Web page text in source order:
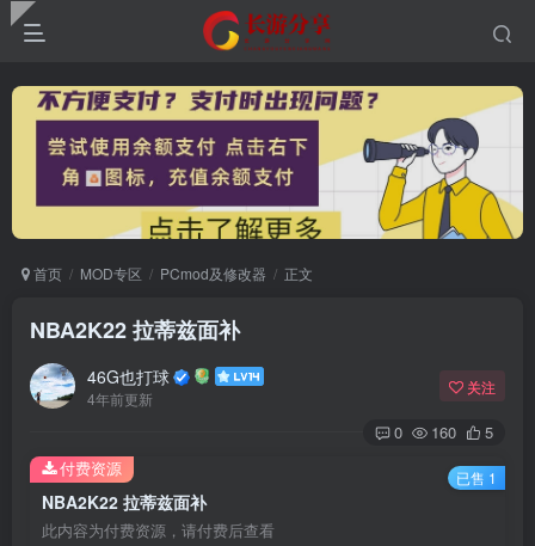
首页 MOD专区 PCmod及修改器 正文
NBA2K22 拉蒂兹面补
46G也打球
4年前更新
关注
0 160 5
NBA2K22 拉蒂兹面补
此内容为付费资源，请付费后查看
付费资源 已售 1